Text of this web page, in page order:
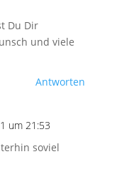
Du Dir
und viele
Antworten
um 21:53
soviel